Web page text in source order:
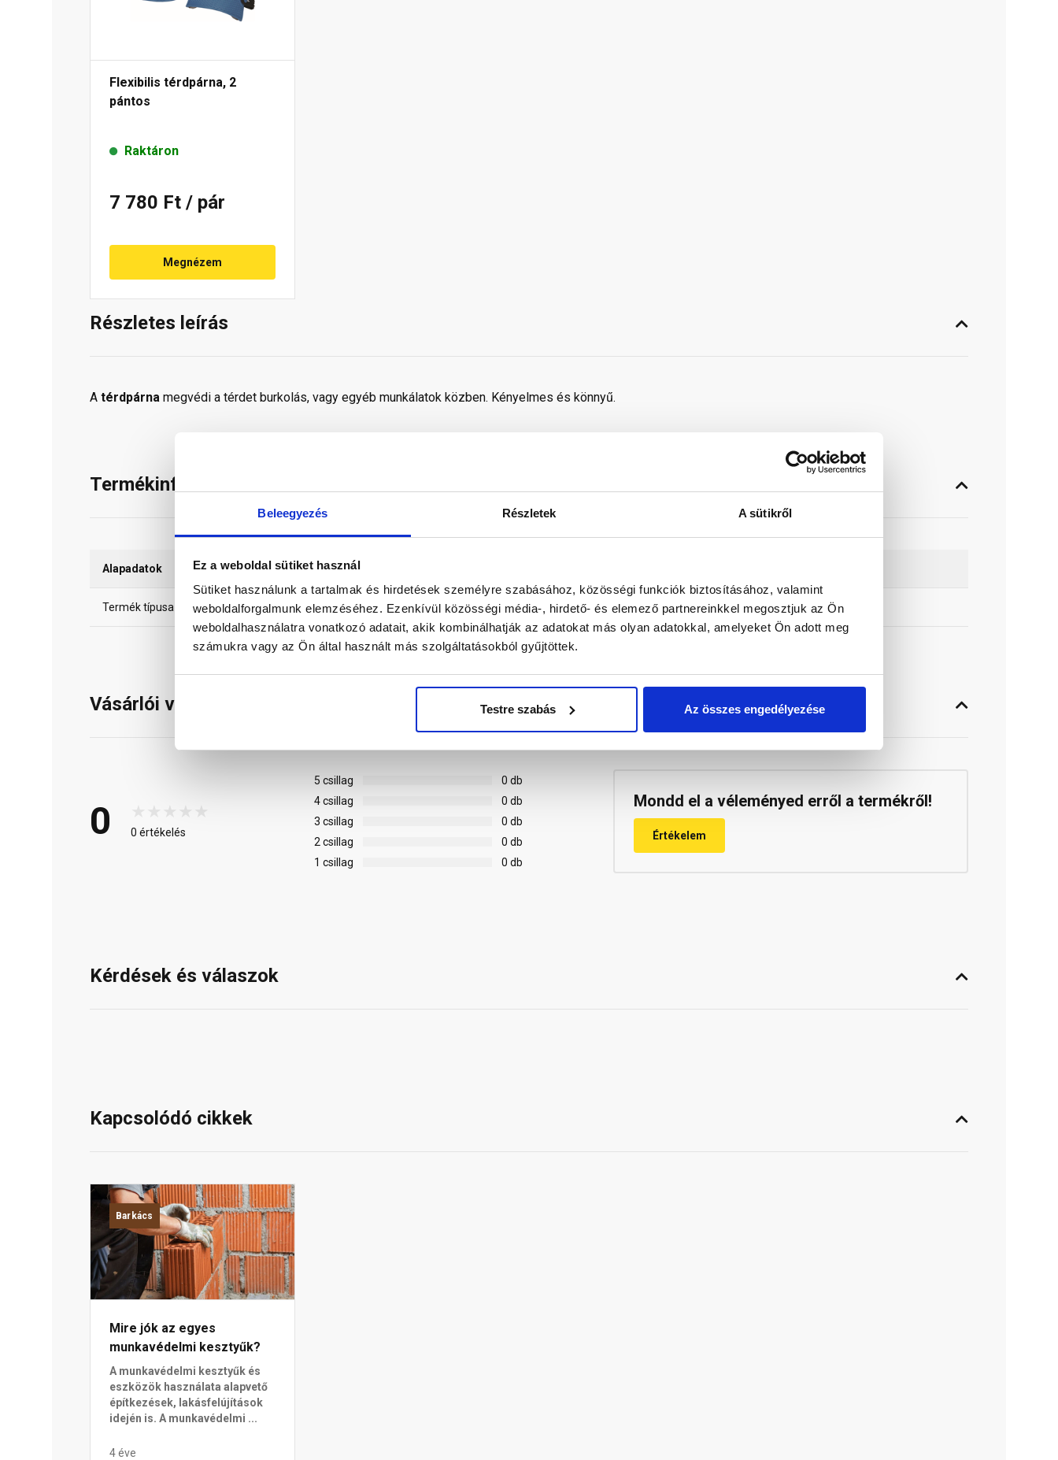
Beleegyezés Részletek A sütikről
Ez a weboldal sütiket használ
Sütiket használunk a tartalmak és hirdetések személyre szabásához, közösségi funkciók biztosításához, valamint
weboldalforgalmunk elemzéséhez. Ezenkívül közösségi média-, hirdető- és elemező partnereinkkel megosztjuk az Ön
weboldalhasználatra vonatkozó adatait, akik kombinálhatják az adatokat más olyan adatokkal, amelyeket Ön adott meg
számukra vagy az Ön által használt más szolgáltatásokból gyűjtöttek.
Testre szabás Az összes engedélyezése
Flexibilis térdpárna, 2
pántos
Raktáron
7 780 Ft / pár
Megnézem
Részletes leírás
A térdpárna megvédi a térdet burkolás, vagy egyéb munkálatok közben. Kényelmes és könnyű.
Termékinformáció
Alapadatok
Termék típusa térdpárna
Vásárlói vélemények
0 0 értékelés
5 csillag
0 db
4 csillag
0 db
3 csillag
0 db
2 csillag
0 db
1 csillag
0 db
Mondd el a véleményed erről a termékről!
Értékelem
Kérdések és válaszok
Kapcsolódó cikkek
Barkács
Mire jók az egyes
munkavédelmi kesztyűk?
A munkavédelmi kesztyűk és
eszközök használata alapvető
építkezések, lakásfelújítások
idején is. A munkavédelmi ...
4 éve